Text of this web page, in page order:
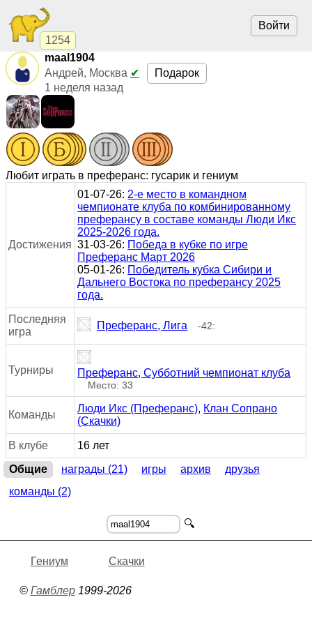
1254
Войти
maal1904
Андрей, Москва ✔
1 неделя назад
Подарок
Любит играть в преферанс: гусарик и гениум
Достижения
01-07-26: 2-е место в командном
чемпионате клуба по комбинированному
преферансу в составе команды Люди Икс
2025-2026 года.
31-03-26: Победа в кубке по игре
Преферанс Март 2026
05-01-26: Победитель кубка Сибири и
Дальнего Востока по преферансу 2025
года.
Последняя
игра
Преферанс, Лига -42:
Турниры Преферанс, Субботний чемпионат клуба
Место: 33
Команды
Люди Икс (Преферанс), Клан Сопрано
(Скачки)
В клубе
16 лет
Общие
награды (21) игры архив
друзья
команды (2)
🔍
Гениум Скачки
© Гамблер1999-2026